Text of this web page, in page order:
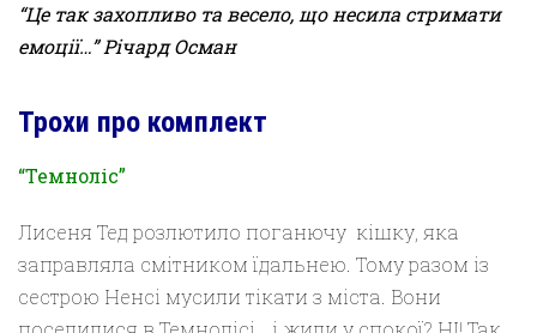
“Це так захопливо та весело, що несила стримати
емоції…” Річард Осман
Трохи про комплект
“Темноліс”
Лисеня Тед розлютило поганючу кішку, яка
заправляла смітником їдальнею. Тому разом із
сестрою Ненсі мусили тікати з міста. Вони